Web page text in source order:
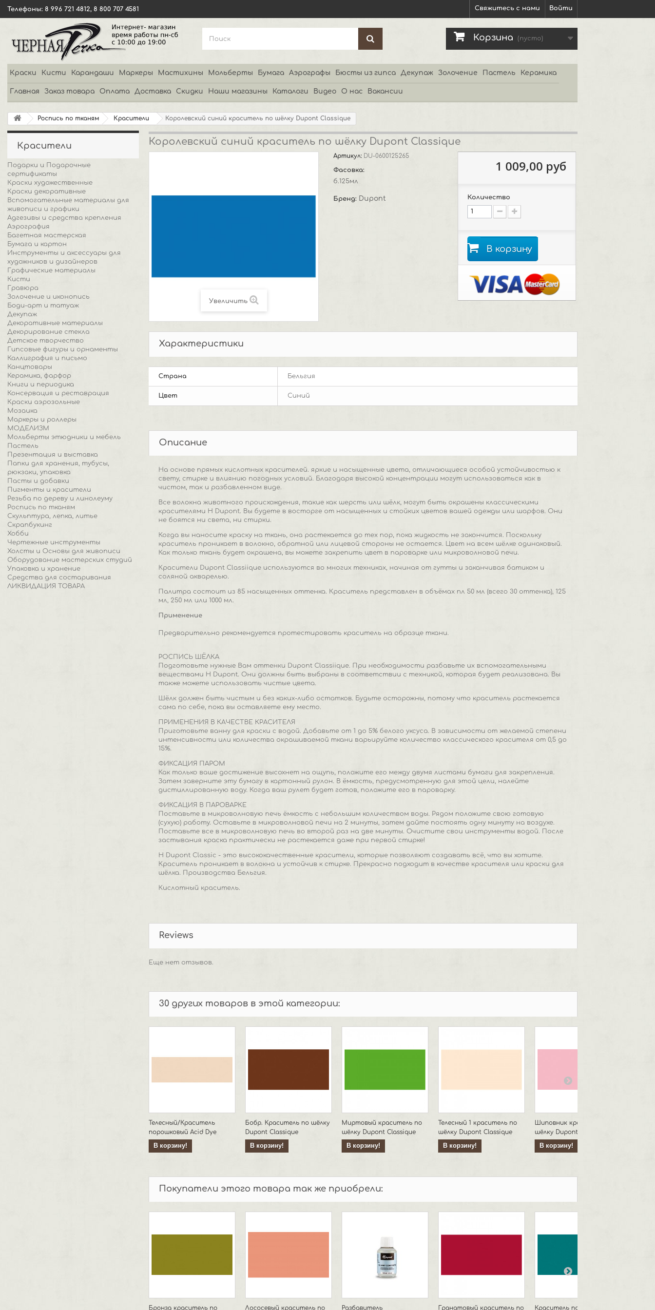
Войти
Свяжитесь с нами
Телефоны: 8 996 721 4812, 8 800 707 4581
Корзина (пусто)
Краски Кисти Карандаши Маркеры Мастихины Мольберты Бумага Аэрографы Бюсты из гипса Декупаж Золочение Пастель Керамика
Главная Заказ товара Оплата Доставка Скидки Наши магазины Каталоги Видео О нас Вакансии
Роспись по тканям Красители Королевский синий краситель по шёлку Dupont Classique
Красители
Подарки и Подарочные
сертификаты
Краски художественные
Краски декоративные
Вспомогательные материалы для
живописи и графики
Адгезивы и средства крепления
Аэрография
Багетная мастерская
Бумага и картон
Инструменты и аксессуары для
художников и дизайнеров
Графические материалы
Кисти
Гравюра
Золочение и иконопись
Боди-арт и татуаж
Декупаж
Декоративные материалы
Декорирование стекла
Детское творчество
Гипсовые фигуры и орнаменты
Каллиграфия и письмо
Канцтовары
Керамика, фарфор
Книги и периодика
Консервация и реставрация
Краски аэрозольные
Мозаика
Маркеры и роллеры
МОДЕЛИЗМ
Мольберты этюдники и мебель
Пастель
Презентация и выставка
Папки для хранения, тубусы,
рюкзаки, упаковка
Пасты и добавки
Пигменты и красители
Резьба по дереву и линолеуму
Роспись по тканям
Скульптура, лепка, литье
Скрапбукинг
Хобби
Чертежные инструменты
Холсты и Основы для живописи
Оборудование мастерских студий
Упаковка и хранение
Средства для состаривания
ЛИКВИДАЦИЯ ТОВАРА
Королевский синий краситель по шёлку Dupont Classique
Увеличить
Артикул: DU-0600125265
Фасовка:
б.125мл
Бренд: Dupont
1 009,00 руб
Количество
В корзину
Характеристики
Страна Бельгия
Цвет Синий
Описание
На основе прямых кислотных красителей. яркие и насыщенные цвета, отличающиеся особой устойчивостью к
свету, стирке и влиянию погодных условий. Благодаря высокой концентрации могут использоваться как в
чистом, так и разбавленном виде.
Все волокна животного происхождения, такие как шерсть или шёлк, могут быть окрашены классическими
красителями H Dupont. Вы будете в восторге от насыщенных и стойких цветов вашей одежды или шарфов. Они
не боятся ни света, ни стирки.
Когда вы наносите краску на ткань, она растекается до тех пор, пока жидкость не закончится. Поскольку
краситель проникает в волокно, обратной или лицевой стороны не остается. Цвет на всем шёлке одинаковый.
Как только ткань будет окрашена, вы можете закрепить цвет в пароварке или микроволновой печи.
Красители Dupont Classiique используются во многих техниках, начиная от гутты и заканчивая батиком и
соляной акварелью.
Палитра состоит из 85 насыщенных оттенка. Краситель представлен в объёмах пл 50 мл (всего 30 оттенка), 125
мл, 250 мл или 1000 мл.
Применение
Предварительно рекомендуется протестировать краситель на образце ткани.
РОСПИСЬ ШЁЛКА
Подготовьте нужные Вам оттенки Dupont Classiique. При необходимости разбавьте их вспомогательными
веществами H Dupont. Они должны быть выбраны в соответствии с техникой, которая будет реализована. Вы
также можете использовать чистые цвета.
Шёлк должен быть чистым и без каких-либо остатков. Будьте осторожны, потому что краситель растекается
сама по себе, пока вы оставляете ему место.
ПРИМЕНЕНИЯ В КАЧЕСТВЕ КРАСИТЕЛЯ
Приготовьте ванну для краски с водой. Добавьте от 1 до 5% белого уксуса. В зависимости от желаемой степени
интенсивности или количества окрашиваемой ткани варьируйте количество классического красителя от 0,5 до
15%.
ФИКСАЦИЯ ПАРОМ
Как только ваше достижение высохнет на ощупь, положите его между двумя листами бумаги для закрепления.
Затем заверните эту бумагу в картонный рулон. В ёмкость, предусмотренную для этой цели, налейте
дистиллированную воду. Когда ваш рулет будет готов, положите его в пароварку.
ФИКСАЦИЯ В ПАРОВАРКЕ
Поставьте в микроволновую печь ёмкость с небольшим количеством воды. Рядом положите свою готовую
(сухую) работу. Оставьте в микроволновой печи на 2 минуты, затем дайте постоять одну минуту на воздухе.
Поставьте все в микроволновую печь во второй раз на две минуты. Очистите свои инструменты водой. После
застывания краска практически не растекается даже при первой стирке!
H Dupont Classic - это высококачественные красители, которые позволяют создавать всё, что вы хотите.
Краситель проникает в волокна и устойчив к стирке. Прекрасно подходит в качестве красителя или краски для
шёлка. Производства Бельгия.
Кислотный краситель.
Reviews
Еще нет отзывов.
30 других товаров в этой категории:
Телесный/Краситель
порошковый Acid Dye
В корзину!
Бобр. Краситель по шёлку
Dupont Classique
В корзину!
Миртовый краситель по
шёлку Dupont Classique
В корзину!
Телесный 1 краситель по
шёлку Dupont Classique
В корзину!
Шиповник краситель по
шёлку Dupont Classique
В корзину!
Покупатели этого товара так же приобрели:
Бронза краситель по
Лососевый краситель по
Разбавитель
Гранатовый краситель по
Краситель по шелку